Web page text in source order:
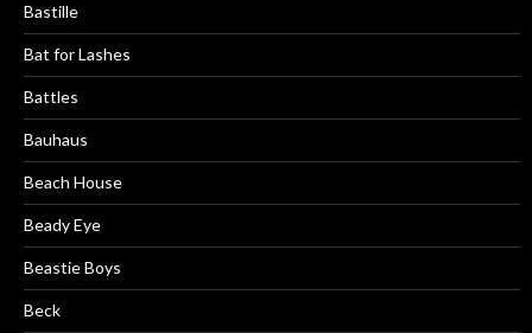
Bastille
Bat for Lashes
Battles
Bauhaus
Beach House
Beady Eye
Beastie Boys
Beck